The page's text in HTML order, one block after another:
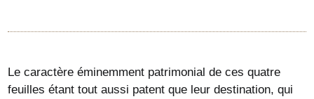
Le caractère éminemment patrimonial de ces quatre
feuilles étant tout aussi patent que leur destination, qui